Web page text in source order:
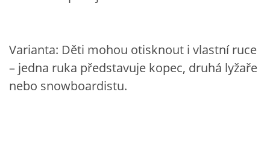
VÝTVARNÉ POMŮCKY
Varianta: Děti mohou otisknout i vlastní ruce
– jedna ruka představuje kopec, druhá lyžaře
nebo snowboardistu.